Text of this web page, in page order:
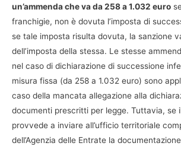
un’ammenda che va da 258 a 1.032 euro
franchigie, non è dovuta l’imposta di
se tale imposta risulta dovuta, la sanzione
dell’imposta della stessa. Le stesse
nel caso di dichiarazione di successione
misura fissa (da 258 a 1.032 euro) sono
caso della mancata allegazione alla
documenti prescritti per legge. Tuttavia, se
provvede a inviare all’ufficio territoriale
dell’Agenzia delle Entrate la